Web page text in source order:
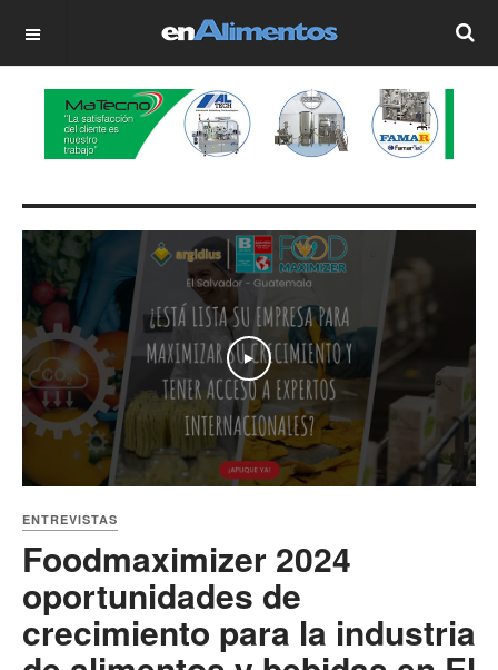
OFF CANVAS
Play
ENTREVISTAS
Foodmaximizer 2024
oportunidades de
crecimiento para la industria